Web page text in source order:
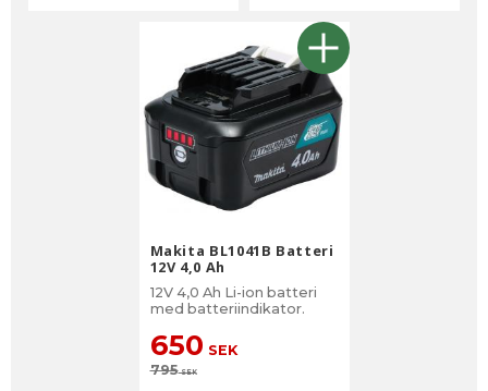
Makita BL1041B Batteri
12V 4,0 Ah
12V 4,0 Ah Li-ion batteri
med batteriindikator.
650 SEK
795SEK